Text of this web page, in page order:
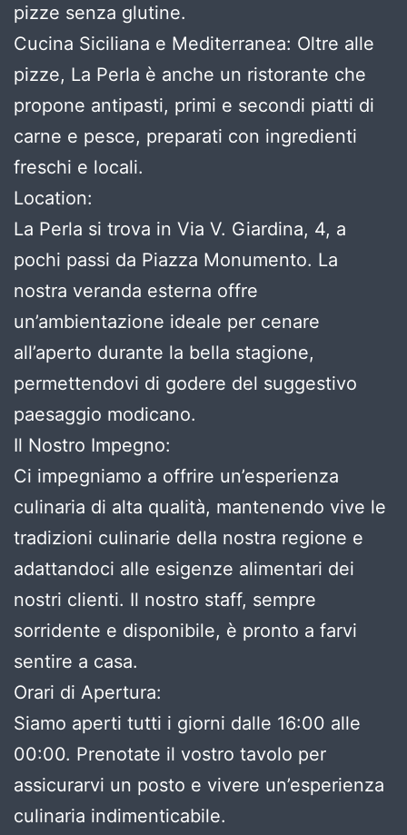
pizze senza glutine.
Cucina Siciliana e Mediterranea: Oltre alle
pizze, La Perla è anche un ristorante che
propone antipasti, primi e secondi piatti di
carne e pesce, preparati con ingredienti
freschi e locali.
Location:
La Perla si trova in Via V. Giardina, 4, a
pochi passi da Piazza Monumento. La
nostra veranda esterna offre
un’ambientazione ideale per cenare
all’aperto durante la bella stagione,
permettendovi di godere del suggestivo
paesaggio modicano.
Il Nostro Impegno:
Ci impegniamo a offrire un’esperienza
culinaria di alta qualità, mantenendo vive le
tradizioni culinarie della nostra regione e
adattandoci alle esigenze alimentari dei
nostri clienti. Il nostro staff, sempre
sorridente e disponibile, è pronto a farvi
sentire a casa.
Orari di Apertura:
Siamo aperti tutti i giorni dalle 16:00 alle
00:00. Prenotate il vostro tavolo per
assicurarvi un posto e vivere un’esperienza
culinaria indimenticabile.